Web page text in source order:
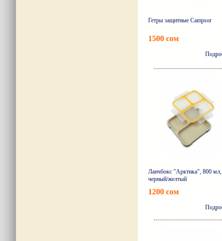
Гетры защитные Campsor
1500 сом
Ланчбокс "Арктика", 800 мл,
черный/желтый
1200 сом